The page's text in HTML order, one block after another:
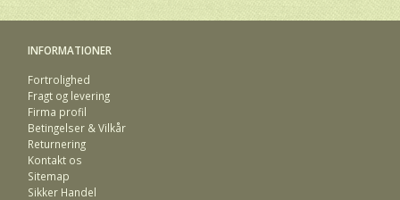
INFORMATIONER
Fortrolighed
Fragt og levering
Firma profil
Betingelser & Vilkår
Returnering
Kontakt os
Sitemap
Sikker Handel